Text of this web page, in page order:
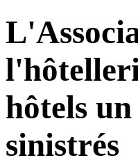
hôtels
sinistrés